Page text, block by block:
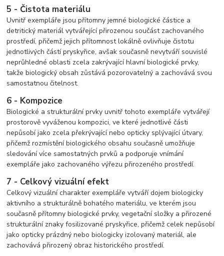
5 - Čistota materiálu
Uvnitř exempláře jsou přítomny jemné biologické částice a
detritický materiál vytvářející přirozenou součást zachovaného
prostředí, přičemž jejich přítomnost lokálně ovlivňuje čistotu
jednotlivých částí pryskyřice, avšak současně nevytváří souvislé
neprůhledné oblasti zcela zakrývající hlavní biologické prvky,
takže biologický obsah zůstává pozorovatelný a zachovává svou
samostatnou čitelnost.
6 - Kompozice
Biologické a strukturální prvky uvnitř tohoto exempláře vytvářejí
prostorově vyváženou kompozici, ve které jednotlivé části
nepůsobí jako zcela překrývající nebo opticky splývající útvary,
přičemž rozmístění biologického obsahu současně umožňuje
sledování více samostatných prvků a podporuje vnímání
exempláře jako zachovaného výřezu přirozeného prostředí.
7 - Celkový vizuální efekt
Celkový vizuální charakter exempláře vytváří dojem biologicky
aktivního a strukturálně bohatého materiálu, ve kterém jsou
současně přítomny biologické prvky, vegetační složky a přirozené
strukturální znaky fosilizované pryskyřice, přičemž celek nepůsobí
jako opticky prázdný nebo biologicky izolovaný materiál, ale
zachovává přirozený obraz historického prostředí.